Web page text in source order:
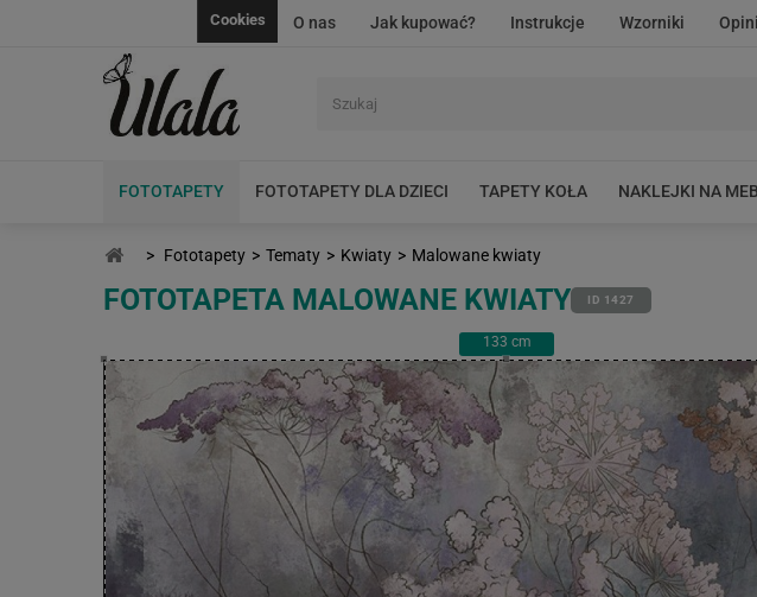
O nas Jak kupować? Instrukcje Wzorniki
Cookies
FOTOTAPETY FOTOTAPETY DLA DZIECI TAPETY KOŁA NAKLEJKI NA
> Fototapety > Tematy > Kwiaty > Malowane kwiaty
FOTOTAPETA MALOWANE KWIATY ID 1427
133 cm